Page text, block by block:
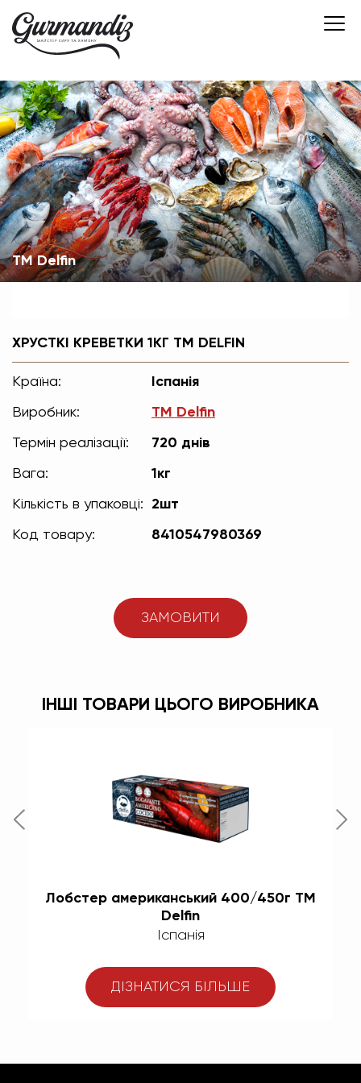
ТМ Delfin
ХРУСТКІ КРЕВЕТКИ 1КГ ТМ DELFIN
Країна: Іспанія
Виробник: TM Delfin
Термін реалізації: 720 днів
Вага: 1кг
Кількість в упаковці: 2шт
Код товару: 8410547980369
ЗАМОВИТИ
ІНШІ ТОВАРИ ЦЬОГО ВИРОБНИКА
Лобстер американський 400/450г TM
Delfin
Іспанія
ДІЗНАТИСЯ БІЛЬШЕ